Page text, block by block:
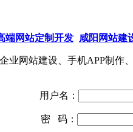
端网站定制开发 咸阳网站建
业网站建设、手机APP制作
用户名：
密 码：